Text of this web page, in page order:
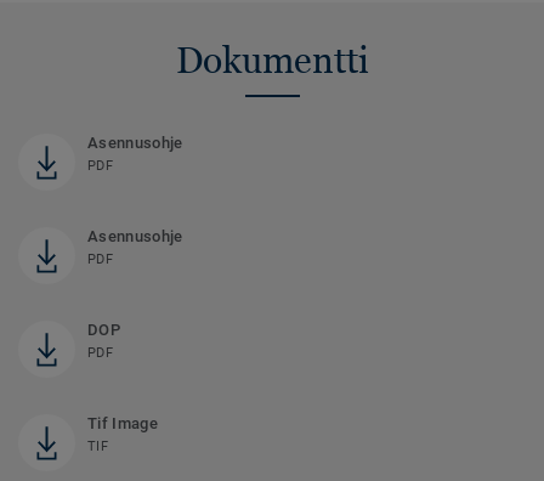
Dokumentti
Asennusohje
PDF
Asennusohje
PDF
DOP
PDF
Tif Image
TIF